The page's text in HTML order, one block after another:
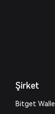
Şirket
Bitget